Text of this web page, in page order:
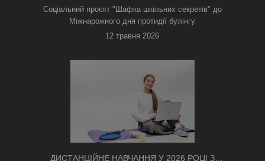
З'ЯВИЛИСЯ В КИЄВІ
Соціальний проєкт "Шафка шкільних секретів" до
Міжнарожного дня протидії булінгу
12 травня 2026
ДИСТАНЦІЙНЕ НАВЧАННЯ У 2026 РОЦІ З